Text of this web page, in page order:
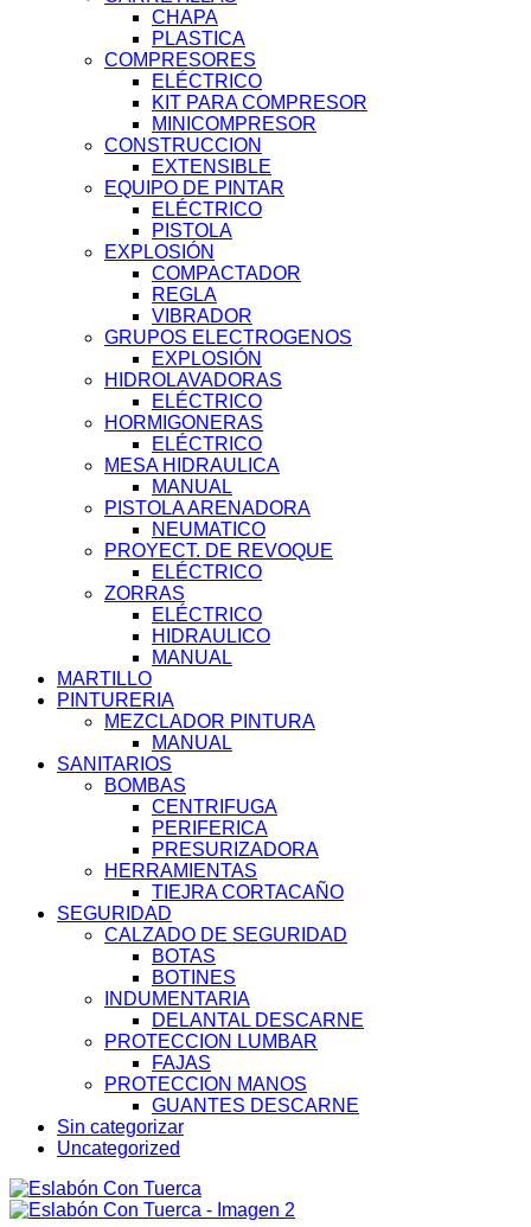
CHAPA
PLASTICA
COMPRESORES
ELÉCTRICO
KIT PARA COMPRESOR
MINICOMPRESOR
CONSTRUCCION
EXTENSIBLE
EQUIPO DE PINTAR
ELÉCTRICO
PISTOLA
EXPLOSIÓN
COMPACTADOR
REGLA
VIBRADOR
GRUPOS ELECTROGENOS
EXPLOSIÓN
HIDROLAVADORAS
ELÉCTRICO
HORMIGONERAS
ELÉCTRICO
MESA HIDRAULICA
MANUAL
PISTOLA ARENADORA
NEUMATICO
PROYECT. DE REVOQUE
ELÉCTRICO
ZORRAS
ELÉCTRICO
HIDRAULICO
MANUAL
MARTILLO
PINTURERIA
MEZCLADOR PINTURA
MANUAL
SANITARIOS
BOMBAS
CENTRIFUGA
PERIFERICA
PRESURIZADORA
HERRAMIENTAS
TIEJRA CORTACAÑO
SEGURIDAD
CALZADO DE SEGURIDAD
BOTAS
BOTINES
INDUMENTARIA
DELANTAL DESCARNE
PROTECCION LUMBAR
FAJAS
PROTECCION MANOS
GUANTES DESCARNE
Sin categorizar
Uncategorized